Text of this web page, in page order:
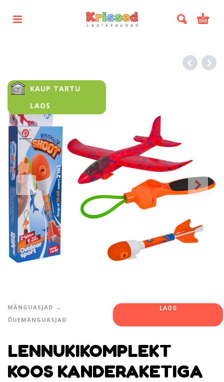
KAUP TARTU
LAOS
MÄNGUASJAD
ÕUEMÄNGUASJAD
LAOS
LENNUKIKOMPLEKT
KOOS KANDERAKETIGA